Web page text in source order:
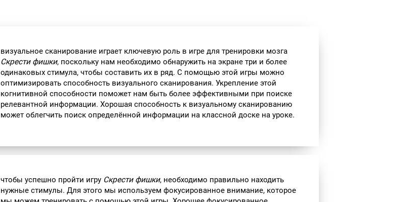
визуальное сканирование играет ключевую роль в игре для тренировки мозга
Скрести фишки, поскольку нам необходимо обнаружить на экране три и более
одинаковых стимула, чтобы составить их в ряд. С помощью этой игры можно
оптимизировать способность визуального сканирования. Укрепление этой
когнитивной способности поможет нам быть более эффективными при поиске
релевантной информации. Хорошая способность к визуальному сканированию
может облегчить поиск определённой информации на классной доске на уроке.
чтобы успешно пройти игру Скрести фишки, необходимо правильно находить
нужные стимулы. Для этого мы используем фокусированное внимание, которое